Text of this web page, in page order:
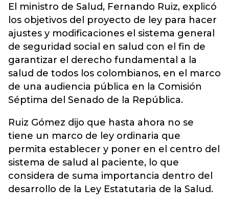
El ministro de Salud, Fernando Ruiz, explicó
los objetivos del proyecto de ley para hacer
ajustes y modificaciones el sistema general
de seguridad social en salud con el fin de
garantizar el derecho fundamental a la
salud de todos los colombianos, en el marco
de una audiencia pública en la Comisión
Séptima del Senado de la República.
Ruiz Gómez dijo que hasta ahora no se
tiene un marco de ley ordinaria que
permita establecer y poner en el centro del
sistema de salud al paciente, lo que
considera de suma importancia dentro del
desarrollo de la Ley Estatutaria de la Salud.